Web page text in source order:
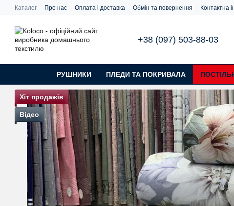
Перейти до основного контенту
Каталог Про нас Оплата і доставка Обмін та повернення Контактна
+38 (097) 503-88-03
РУШНИКИ ПЛЕДИ ТА ПОКРИВАЛА
Хіт продажів
Відео